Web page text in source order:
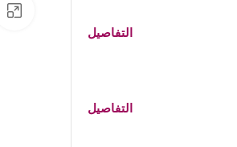
التفاصيل
التفاصيل